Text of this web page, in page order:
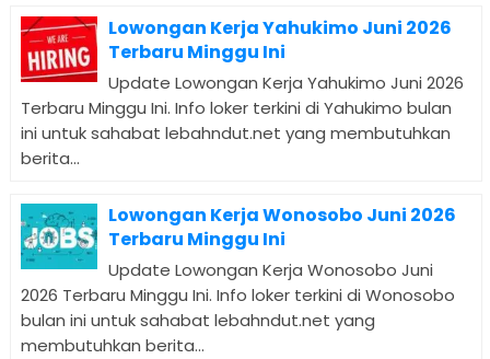
Lowongan Kerja Yahukimo Juni 2026
Terbaru Minggu Ini
Update Lowongan Kerja Yahukimo Juni 2026
Terbaru Minggu Ini. Info loker terkini di Yahukimo bulan
ini untuk sahabat lebahndut.net yang membutuhkan
berita...
Lowongan Kerja Wonosobo Juni 2026
Terbaru Minggu Ini
Update Lowongan Kerja Wonosobo Juni
2026 Terbaru Minggu Ini. Info loker terkini di Wonosobo
bulan ini untuk sahabat lebahndut.net yang
membutuhkan berita...